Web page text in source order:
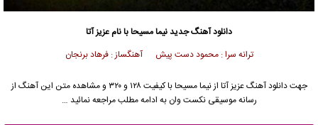
دانلود آهنگ جدیدنیما مسیحابا نام عزیز آتا
ترانه سرا : محمود دست پیش آهنگساز : فرهاد برنجان
جهت دانلود آهنگ عزیز آتا ازنیما مسیحا
با کیفیت ۱۲۸ و ۳۲۰ و مشاهده متن این آهنگ از
رسانه موسیقی نکست وان به ادامه مطلب مراجعه نمائید …